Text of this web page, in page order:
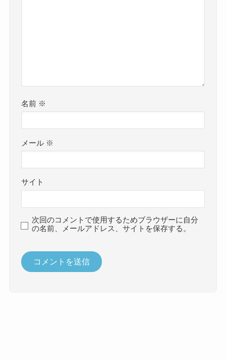
名前 ※
メール ※
サイト
次回のコメントで使用するためブラウザーに自分
の名前、メールアドレス、サイトを保存する。